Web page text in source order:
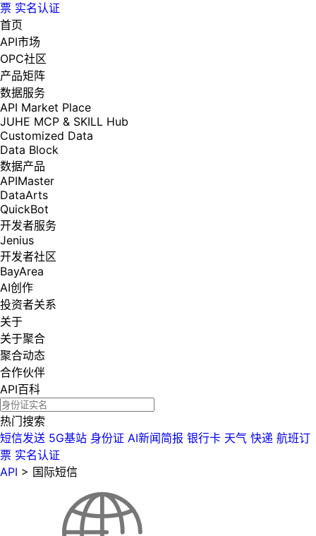
票 实名认证
首页
API市场
OPC社区
产品矩阵
数据服务
API Market Place
JUHE MCP & SKILL Hub
Customized Data
Data Block
数据产品
APIMaster
DataArts
QuickBot
开发者服务
Jenius
开发者社区
BayArea
AI创作
投资者关系
关于
关于聚合
聚合动态
合作伙伴
API百科
热门搜索
短信发送 5G基站 身份证 AI新闻简报 银行卡 天气 快递 航班订
票 实名认证
API > 国际短信